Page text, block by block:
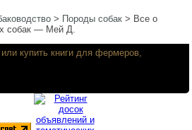
> Породы собак > Все о
собак — Мей Д.
купить книги для фермеров,